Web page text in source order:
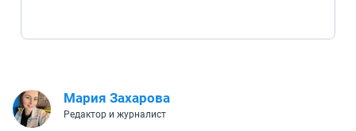
Мария Захарова
Редактор и журналист